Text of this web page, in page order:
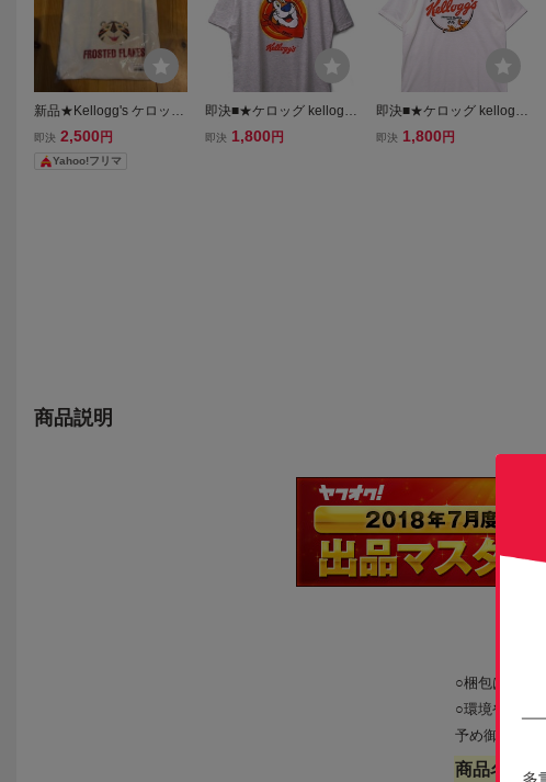
新品★Kellogg's ケロッグ
リンガーTシャツ メンズ
即決 2,500 円
Yahoo!フリマ
即決■★ケロッグ kelloggs
★■Tシャツ SIZE=LL
即決 1,800 円
即決■★ケロッグ kelloggs
★■Tシャツ:SIZE=LL
即決 1,800 円
商品説明